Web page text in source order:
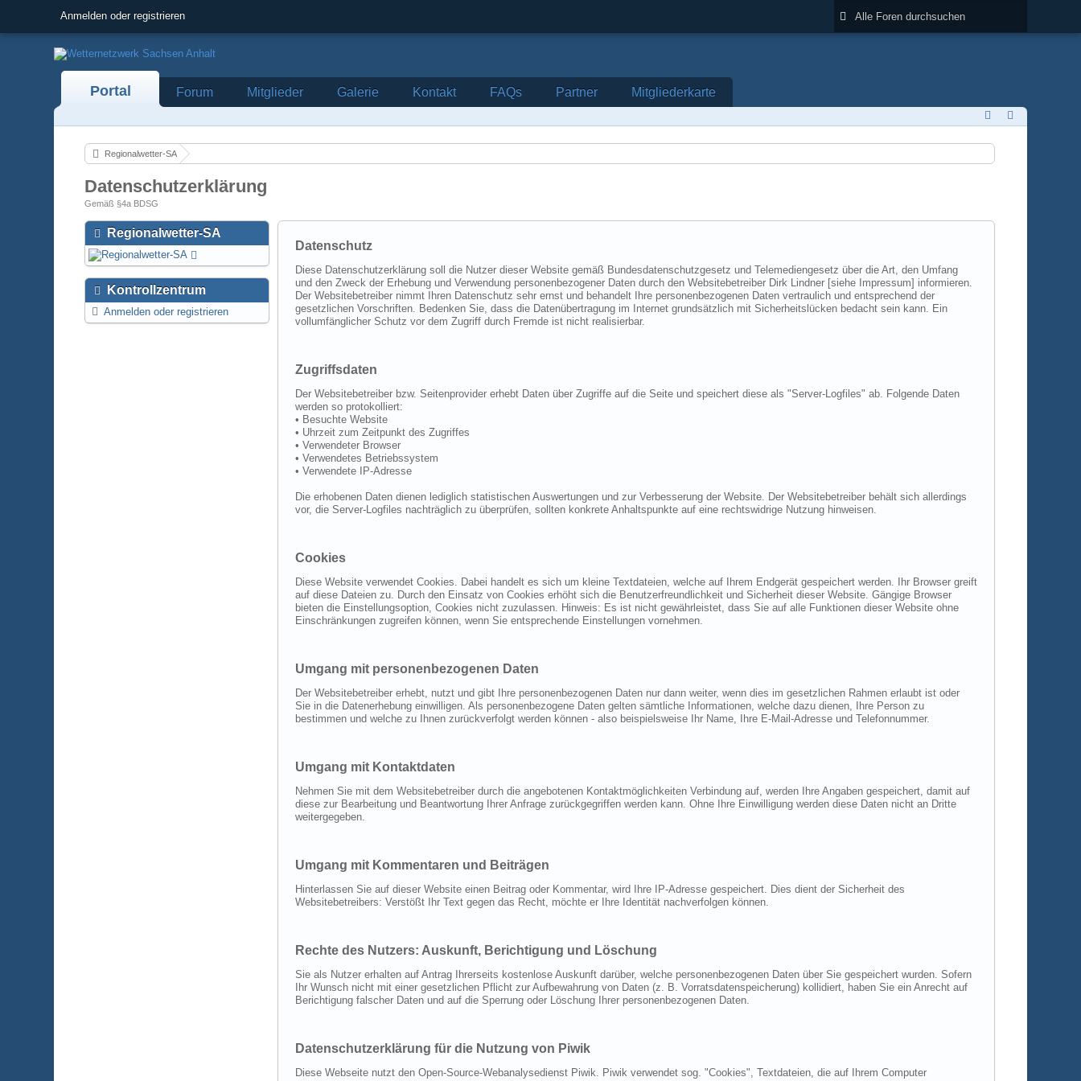
Anmelden oder registrieren
Portal Forum Mitglieder Galerie Kontakt FAQs Partner Mitgliederkarte
Regionalwetter-SA
Datenschutzerklärung
Gemäß §4a BDSG
Regionalwetter-SA
Kontrollzentrum
Anmelden oder registrieren
Datenschutz
Diese Datenschutzerklärung soll die Nutzer dieser Website gemäß Bundesdatenschutzgesetz und Telemediengesetz über die Art, den Umfang
und den Zweck der Erhebung und Verwendung personenbezogener Daten durch den Websitebetreiber Dirk Lindner [siehe Impressum] informieren.
Der Websitebetreiber nimmt Ihren Datenschutz sehr ernst und behandelt Ihre personenbezogenen Daten vertraulich und entsprechend der
gesetzlichen Vorschriften. Bedenken Sie, dass die Datenübertragung im Internet grundsätzlich mit Sicherheitslücken bedacht sein kann. Ein
vollumfänglicher Schutz vor dem Zugriff durch Fremde ist nicht realisierbar.
Zugriffsdaten
Der Websitebetreiber bzw. Seitenprovider erhebt Daten über Zugriffe auf die Seite und speichert diese als "Server-Logfiles" ab. Folgende Daten
werden so protokolliert:
• Besuchte Website
• Uhrzeit zum Zeitpunkt des Zugriffes
• Verwendeter Browser
• Verwendetes Betriebssystem
• Verwendete IP-Adresse
Die erhobenen Daten dienen lediglich statistischen Auswertungen und zur Verbesserung der Website. Der Websitebetreiber behält sich allerdings
vor, die Server-Logfiles nachträglich zu überprüfen, sollten konkrete Anhaltspunkte auf eine rechtswidrige Nutzung hinweisen.
Cookies
Diese Website verwendet Cookies. Dabei handelt es sich um kleine Textdateien, welche auf Ihrem Endgerät gespeichert werden. Ihr Browser greift
auf diese Dateien zu. Durch den Einsatz von Cookies erhöht sich die Benutzerfreundlichkeit und Sicherheit dieser Website. Gängige Browser
bieten die Einstellungsoption, Cookies nicht zuzulassen. Hinweis: Es ist nicht gewährleistet, dass Sie auf alle Funktionen dieser Website ohne
Einschränkungen zugreifen können, wenn Sie entsprechende Einstellungen vornehmen.
Umgang mit personenbezogenen Daten
Der Websitebetreiber erhebt, nutzt und gibt Ihre personenbezogenen Daten nur dann weiter, wenn dies im gesetzlichen Rahmen erlaubt ist oder
Sie in die Datenerhebung einwilligen. Als personenbezogene Daten gelten sämtliche Informationen, welche dazu dienen, Ihre Person zu
bestimmen und welche zu Ihnen zurückverfolgt werden können - also beispielsweise Ihr Name, Ihre E-Mail-Adresse und Telefonnummer.
Umgang mit Kontaktdaten
Nehmen Sie mit dem Websitebetreiber durch die angebotenen Kontaktmöglichkeiten Verbindung auf, werden Ihre Angaben gespeichert, damit auf
diese zur Bearbeitung und Beantwortung Ihrer Anfrage zurückgegriffen werden kann. Ohne Ihre Einwilligung werden diese Daten nicht an Dritte
weitergegeben.
Umgang mit Kommentaren und Beiträgen
Hinterlassen Sie auf dieser Website einen Beitrag oder Kommentar, wird Ihre IP-Adresse gespeichert. Dies dient der Sicherheit des
Websitebetreibers: Verstößt Ihr Text gegen das Recht, möchte er Ihre Identität nachverfolgen können.
Rechte des Nutzers: Auskunft, Berichtigung und Löschung
Sie als Nutzer erhalten auf Antrag Ihrerseits kostenlose Auskunft darüber, welche personenbezogenen Daten über Sie gespeichert wurden. Sofern
Ihr Wunsch nicht mit einer gesetzlichen Pflicht zur Aufbewahrung von Daten (z. B. Vorratsdatenspeicherung) kollidiert, haben Sie ein Anrecht auf
Berichtigung falscher Daten und auf die Sperrung oder Löschung Ihrer personenbezogenen Daten.
Datenschutzerklärung für die Nutzung von Piwik
Diese Webseite nutzt den Open-Source-Webanalysedienst Piwik. Piwik verwendet sog. "Cookies", Textdateien, die auf Ihrem Computer